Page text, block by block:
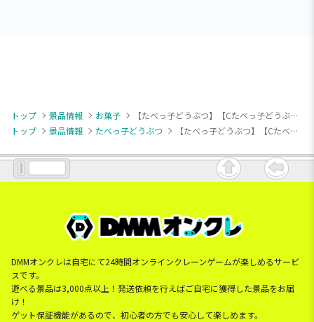
トップ 景品情報 お菓子
【たべっ子どうぶつ】【Cたべっ子どうぶつ チョコビスケット】たべっ子 ミニバケツ3種 厚焼きチョコ
トップ
景品情報 たべっ子どうぶつ 【たべっ子どうぶつ】【Cたべっ子どうぶつ チョコビスケット】たべっ子 ミニバケツ3種 厚焼きチョコ
DMMオンクレは自宅にて24時間オンラインクレーンゲームが楽しめるサービ
スです。
遊べる景品は3,000点以上！発送依頼を行えばご自宅に獲得した景品をお届
け！
ゲット保証機能があるので、初心者の方でも安心して楽しめます。